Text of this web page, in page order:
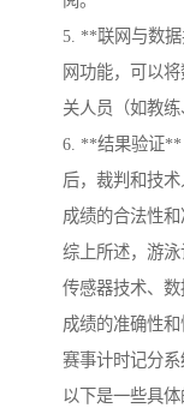
5. **联网与数
网功能，可以
关人员（如教练
6. **结果验证**
后，裁判和技
成绩的合法性和
综上所述，游泳
传感器技术、
成绩的准确性和
赛事计时记分系
以下是一些具体